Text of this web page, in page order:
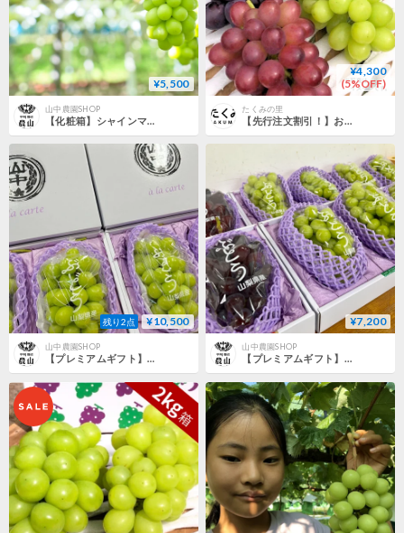
¥5,500
山中農園SHOP
【化粧箱】シャインマスカット 2kg
¥4,300
(5%OFF)
たくみの里
【先行注文割引！】お買い得シャインミックス2房箱
残り2点 ¥10,500
山中農園SHOP
【プレミアムギフト】シャインマスカット 2房×2セット｜数量限定
¥7,200
山中農園SHOP
【プレミアムギフト】シャインマスカット＋富士の輝 2房｜数量限定